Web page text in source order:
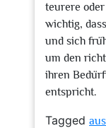
teurere
wichtig,
und sich
um den
ihren
entspricht.
Tagged